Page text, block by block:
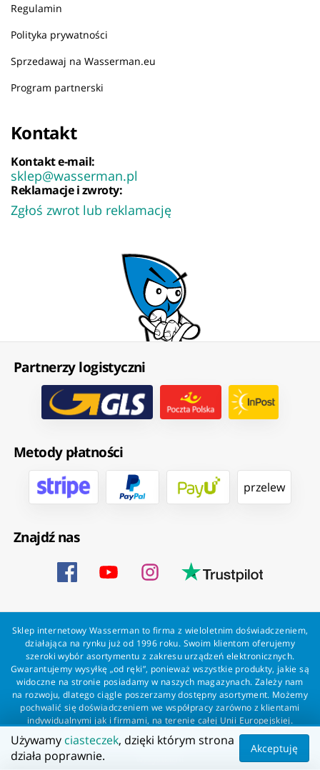
Regulamin
Polityka prywatności
Sprzedawaj na Wasserman.eu
Program partnerski
Kontakt
Kontakt e-mail:
sklep@wasserman.pl
Reklamacje i zwroty:
Zgłoś zwrot lub reklamację
Partnerzy logistyczni
Metody płatności
przelew
Znajdź nas
Sklep internetowy Wasserman to firma z wieloletnim doświadczeniem,
działająca na rynku już od 1996 roku. Swoim klientom oferujemy
szeroki wybór asortymentu z zakresu urządzeń elektronicznych.
Gwarantujemy wysyłkę „od ręki”, ponieważ wszystkie produkty, jakie są
widoczne na stronie posiadamy w naszych magazynach. Zależy nam
na rozwoju, dlatego ciągle poszerzamy dostępny asortyment. Możemy
pochwalić się doświadczeniem we współpracy zarówno z klientami
indywidualnymi jak i firmami, na terenie całej Unii Europejskiej.
Zapewniamy profesjonalną obsługę każdego klienta oraz szybką i
bezproblemową realizację zamówień. Wasserman - wszystko dla
Używamy ciasteczek, dzięki którym strona
działa poprawnie.
Akceptuję